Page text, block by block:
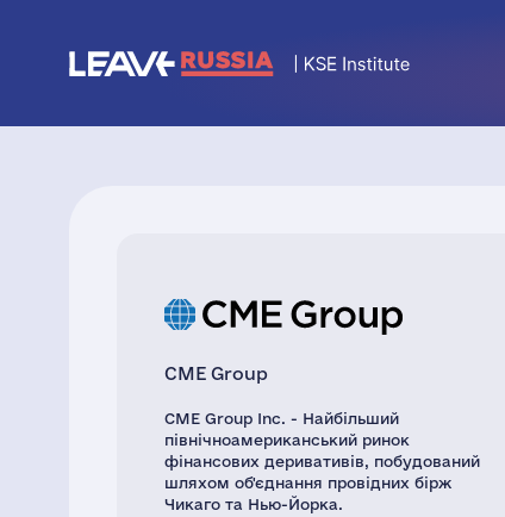
CME Group
CME Group Inc. - Найбільший
північноамериканський ринок
фінансових деривативів, побудований
шляхом об'єднання провідних бірж
Чикаго та Нью-Йорка.